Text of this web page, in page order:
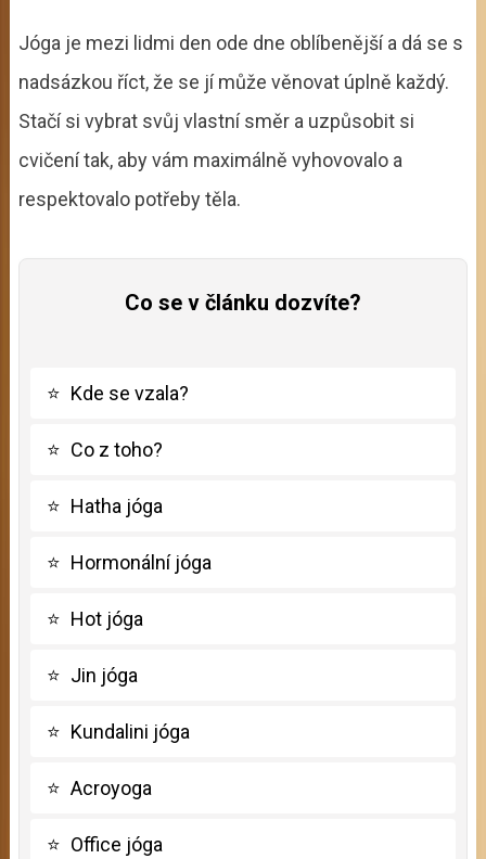
Jóga je mezi lidmi den ode dne oblíbenější a dá se s
nadsázkou říct, že se jí může věnovat úplně každý.
Stačí si vybrat svůj vlastní směr a uzpůsobit si
cvičení tak, aby vám maximálně vyhovovalo a
respektovalo potřeby těla.
Co se v článku dozvíte?
⭐ Kde se vzala?
⭐ Co z toho?
⭐ Hatha jóga
⭐ Hormonální jóga
⭐ Hot jóga
⭐ Jin jóga
⭐ Kundalini jóga
⭐ Acroyoga
⭐ Office jóga